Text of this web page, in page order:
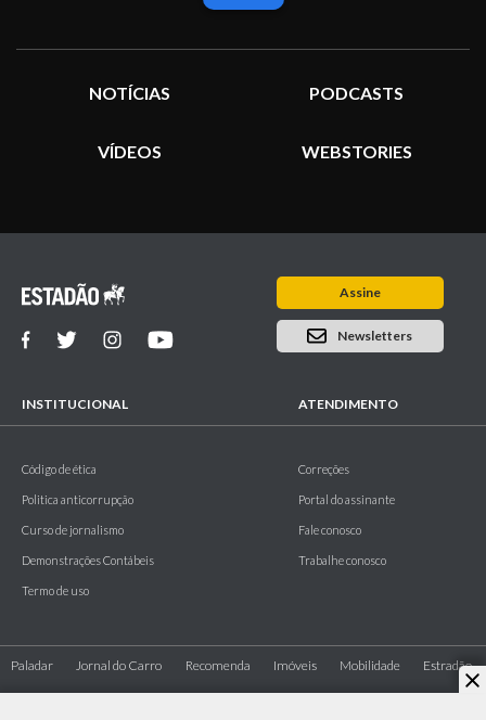
NOTÍCIAS PODCASTS
VÍDEOS WEBSTORIES
INSTITUCIONAL
Código de ética
Politica anticorrupção
Curso de jornalismo
Demonstrações Contábeis
Termo de uso
ATENDIMENTO
Correções
Portal do assinante
Fale conosco
Trabalhe conosco
Assine
Newsletters
Paladar Jornal do Carro Recomenda Imóveis Mobilidade Estradão